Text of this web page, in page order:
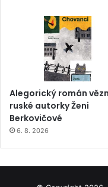
Alegorický román
ruské autorky Ženi
Berkovičové
6. 8. 2026